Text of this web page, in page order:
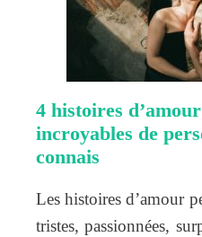
4 histoires
incroyables de
connais
Les histoires d’amour
tristes, passionnées,